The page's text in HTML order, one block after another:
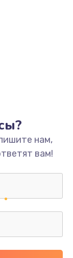
нам,
вам!